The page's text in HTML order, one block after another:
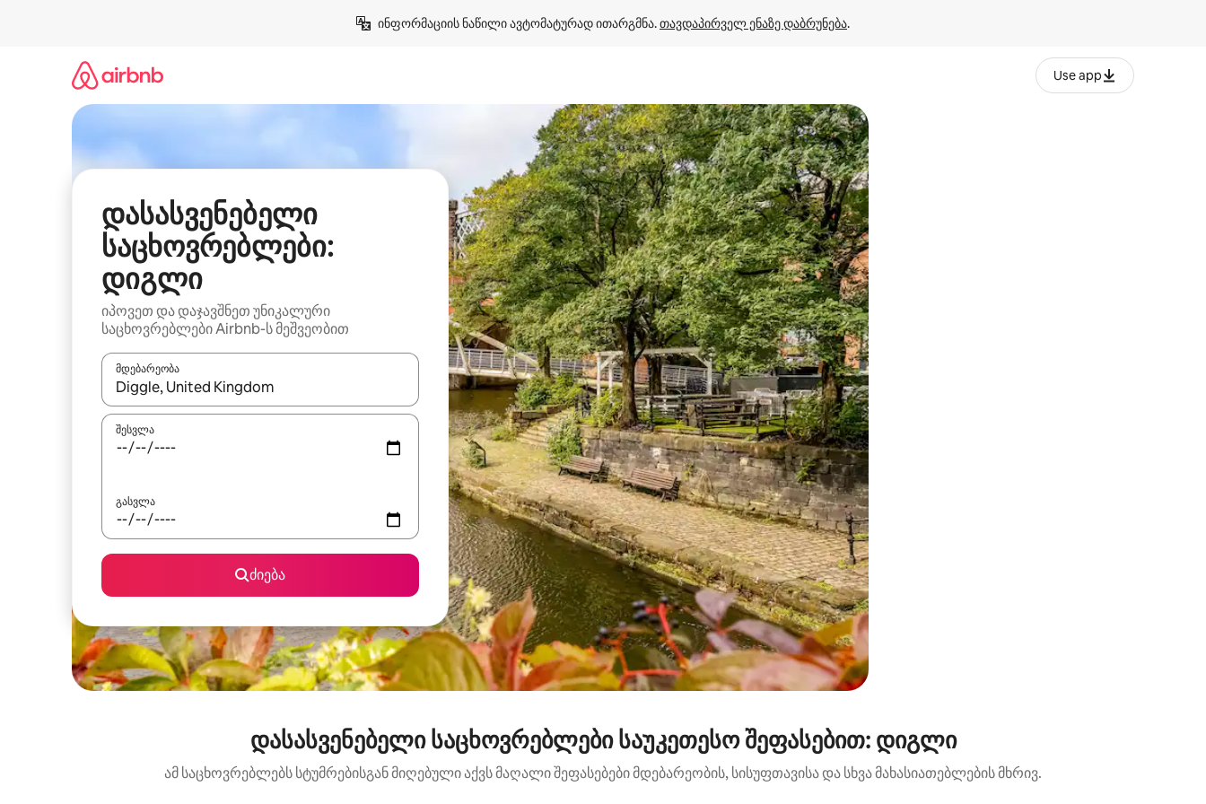
ინფორმაციის ნაწილი ავტომატურად ითარგმნა. თავდაპირველ ენაზე დაბრუნება.
Use app
დასასვენებელი
საცხოვრებლები:
დიგლი
იპოვეთ და დაჯავშნეთ უნიკალური
საცხოვრებლები Airbnb-ს მეშვეობით
მდებარეობა
როცა შედეგები ხელმისაწვდომი გახდება, ნავიგაციისთვის გამოიყენეთ კლავიშები ზემოთ/ქვემოთ მიმართული ისრებით ან შეხებისა თუ თითის გასმის ჟესტები.
შესვლა
გასვლა
ძიება
დასასვენებელი საცხოვრებლები საუკეთესო შეფასებით: დიგლი
ამ საცხოვრებლებს სტუმრებისგან მიღებული აქვს მაღალი შეფასებები მდებარეობის, სისუფთავისა და სხვა მახასიათებლების მხრივ.